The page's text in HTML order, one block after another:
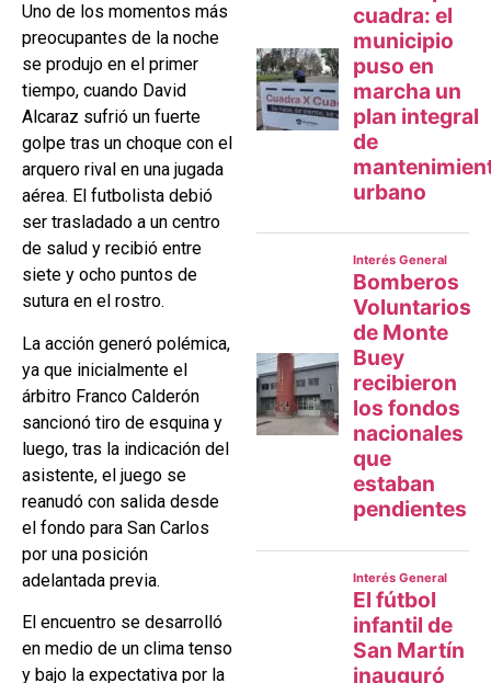
Uno de los momentos más
preocupantes de la noche
se produjo en el primer
tiempo, cuando David
Alcaraz sufrió un fuerte
golpe tras un choque con el
arquero rival en una jugada
aérea. El futbolista debió
ser trasladado a un centro
de salud y recibió entre
siete y ocho puntos de
sutura en el rostro.
La acción generó polémica,
ya que inicialmente el
árbitro Franco Calderón
sancionó tiro de esquina y
luego, tras la indicación del
asistente, el juego se
reanudó con salida desde
el fondo para San Carlos
por una posición
adelantada previa.
El encuentro se desarrolló
en medio de un clima tenso
y bajo la expectativa por la